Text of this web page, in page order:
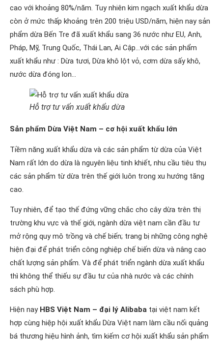
cao với khoảng 80%/năm. Tuy nhiên kim ngạch xuất khẩu dừa
còn ở mức thấp khoảng trên 200 triệu USD/năm, hiện nay sản
phẩm dừa Bến Tre đã xuất khẩu sang 36 nước như EU, Anh,
Pháp, Mỹ, Trung Quốc, Thái Lan, Ai Cập…với các sản phẩm
xuất khẩu như : Dừa tươi, Dừa khô lột vỏ, cơm dừa sấy khô,
nước dừa đóng lon…
Hỗ trợ tư vấn xuất khẩu dừa
Sản phẩm Dừa Việt Nam – cơ hội xuất khẩu lớn
Tiềm năng xuất khẩu dừa và các sản phẩm từ dừa của Việt
Nam rất lớn do dừa là nguyên liệu tinh khiết, nhu cầu tiêu thụ
các sản phẩm từ dừa trên thế giới luôn trong xu hướng tăng
cao.
Tuy nhiên, để tạo thế đứng vững chắc cho cây dừa trên thị
trường khu vực và thế giới, ngành dừa việt nam cần đầu tư
mở rộng quy mô trồng và chế biến; trang bị những công nghệ
hiện đại để phát triển công nghiệp chế biến dừa và nâng cao
chất lượng sản phẩm. Và để phát triển ngành dừa xuất khẩu
thì không thể thiếu sự đầu tư của nhà nước và các chính
sách phù hợp.
Hiện nay HBS Việt Nam – đại lý Alibaba tại việt nam kết
hợp cùng hiệp hội xuất khẩu Dừa Việt nam làm cầu nối quảng
bá thương hiệu hình ảnh, tìm kiếm cơ hội xuất khẩu sản phẩm